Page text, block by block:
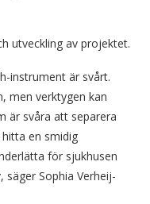
utveckling av projektet.
instrument är svårt.
men verktygen kan
är svåra att separera
en smidig
för sjukhusen
Sophia Verheij-